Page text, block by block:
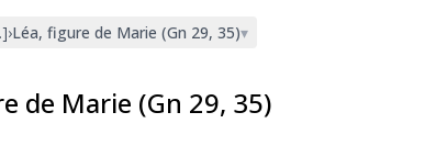
›Léa, figure de Marie (Gn 29, 35)▾
de Marie (Gn 29, 35)